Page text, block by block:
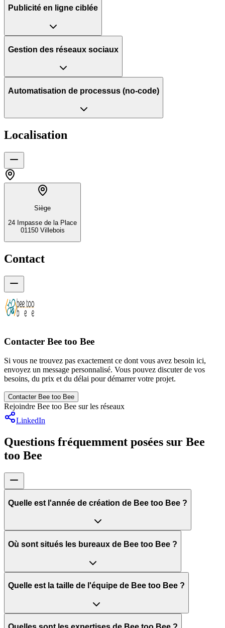
Publicité en ligne ciblée
Gestion des réseaux sociaux
Automatisation de processus (no-code)
Localisation
Siège
24 Impasse de la Place
01150 Villebois
Contact
Contacter Bee too Bee
Si vous ne trouvez pas exactement ce dont vous avez besoin ici,
envoyez un message personnalisé. Vous pouvez discuter de vos
besoins, du prix et du délai pour démarrer votre projet.
Contacter Bee too Bee
Rejoindre Bee too Bee sur les réseaux
LinkedIn
Questions fréquemment posées sur Bee
too Bee
Quelle est l'année de création de Bee too Bee ?
Où sont situés les bureaux de Bee too Bee ?
Quelle est la taille de l'équipe de Bee too Bee ?